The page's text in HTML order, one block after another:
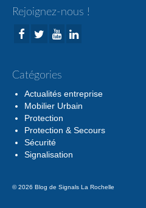
Rejoignez-nous !
Catégories
Actualités entreprise
Mobilier Urbain
Protection
Protection & Secours
Sécurité
Signalisation
© 2026 Blog de Signals La Rochelle